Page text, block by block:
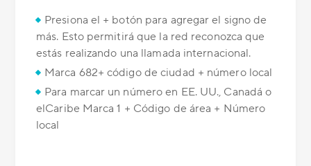
Presiona el + botón para agregar el signo de
más. Esto permitirá que la red reconozca que
estás realizando una llamada internacional.
Marca 682+ código de ciudad + número local
Para marcar un número en EE. UU., Canadá o
elCaribe Marca 1 + Código de área + Número
local